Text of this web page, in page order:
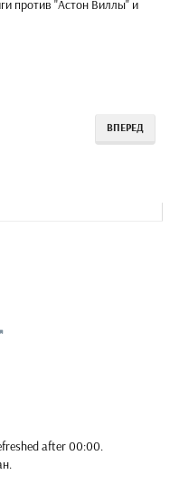
против "Астон Виллы" и
ВПЕРЕД
after00:00.